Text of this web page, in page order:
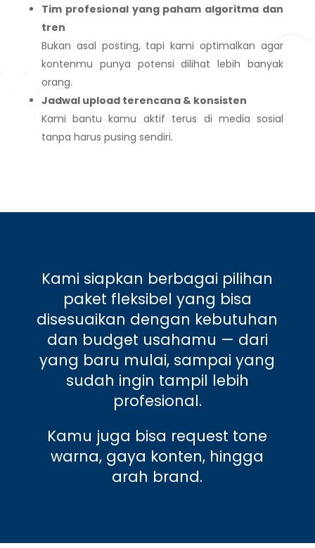
Tim profesional yang paham algoritma dan
tren
Bukan asal posting, tapi kami optimalkan agar
kontenmu punya potensi dilihat lebih banyak
orang.
Jadwal upload terencana & konsisten
Kami bantu kamu aktif terus di media sosial
tanpa harus pusing sendiri.
Kami siapkan berbagai pilihan
paket fleksibel yang bisa
disesuaikan dengan kebutuhan
dan budget usahamu — dari
yang baru mulai, sampai yang
sudah ingin tampil lebih
profesional.
Kamu juga bisa request tone
warna, gaya konten, hingga
arah brand.